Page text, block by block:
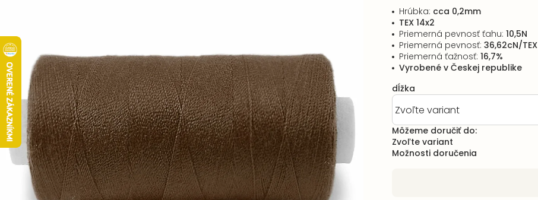
hodnotenie
produktu
0,0
hviezdičiek.
dĺžka
Môžeme doručiť do:
Zvoľte variant
Možnosti doručenia
Hrúbka: cca 0,2mm
TEX 14x2
Priemerná pevnosť ťahu: 10,5N
Priemerná pevnosť: 36,62cN/TEX
Priemerná ťažnosť: 16,7%
Vyrobené v Českej republike